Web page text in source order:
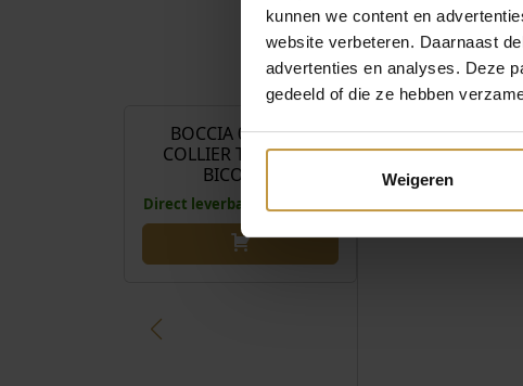
kunnen we content en
website verbeteren. Daarnaast
advertenties en analyses. Deze
gedeeld of die ze hebben
Weigeren
€149,00
BOCCIA 08092-02
COLLIER TITANIUM
BICOLOR
Direct leverbaar, 1 werkdag
€
BOCCIA
COLLIER
Direct leverbaar, 1